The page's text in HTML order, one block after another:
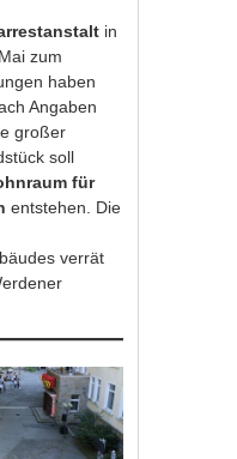
in
zum
haben
Angaben
großer
soll
für
entstehen. Die
verrät